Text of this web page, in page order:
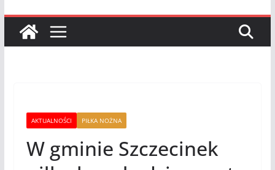
AKTUALNOŚCI PIŁKA NOŻNA
W gminie Szczecinek